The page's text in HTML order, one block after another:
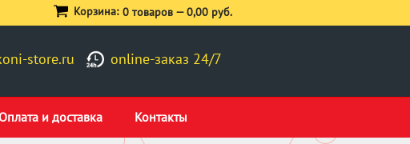
store.ru online-заказ 24/7
Оплата и доставка Контакты
Корзина: 0 товаров —0,00 руб.